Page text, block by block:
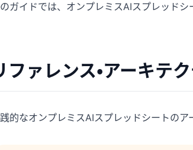
ガイドでは、オンプレミスAIスプレッドシ
ファレンス・アーキテ
的なオンプレミスAIスプレッドシートのア